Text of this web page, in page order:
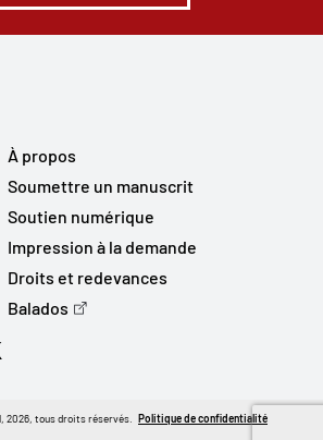
À propos
Soumettre un manuscrit
Soutien numérique
Impression à la demande
Droits et redevances
Balados
2026, tous droits réservés. Politique de confidentialité